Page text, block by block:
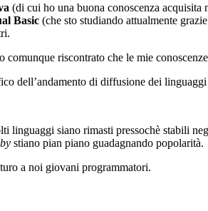
(di cui ho una buona conoscenza
Basic (che sto studiando attualmente
comunque riscontrato che le mie
dell’andamento di diffusione dei
linguaggi siano rimasti pressochè stabili
stiano pian piano guadagnando popolarità.
a noi giovani programmatori.